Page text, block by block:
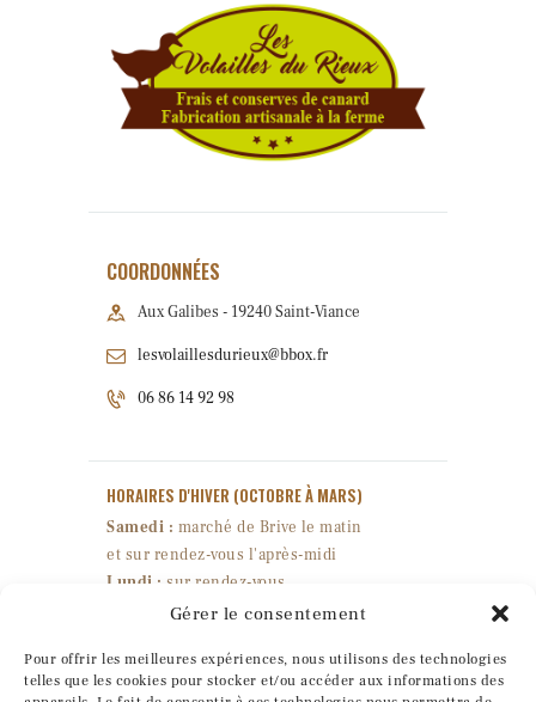
Gérer le consentement
Pour offrir les meilleures expériences, nous utilisons des technologies
telles que les cookies pour stocker et/ou accéder aux informations des
COORDONNÉES
Aux Galibes - 19240 Saint-Viance
lesvolaillesdurieux@bbox.fr
06 86 14 92 98
HORAIRES D'HIVER (OCTOBRE À MARS)
Samedi : marché de Brive le matin
et sur rendez-vous l'après-midi
Lundi : sur rendez-vous
Mercredi :10h-12h et 14h-16h45
Fermé : mardi & dimanche